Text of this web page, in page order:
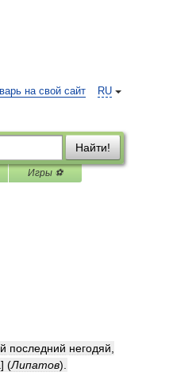
RU
на свой сайт
Найти!
Игры ⚽
последний негодяй
] (Липатов)